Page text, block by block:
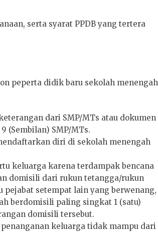
serta syarat PPDB yang tertera
peperta didik baru sekolah menengah
dari SMP/MTs atau dokumen
(Sembilan) SMP/MTs.
diri di sekolah menengah
keluarga karena terdampak bencana
domisili dari rukun tetangga/rukun
setempat lain yang berwenang,
berdomisili paling singkat 1 (satu)
domisili tersebut.
keluarga tidak mampu dari